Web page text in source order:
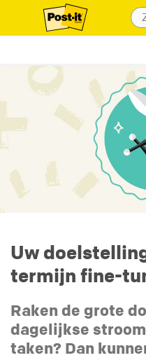
Uw
termijn fine-
Raken de grote
dagelijkse
taken? Dan